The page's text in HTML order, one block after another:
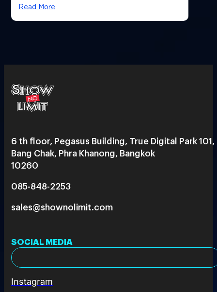
Read More
6 th floor, Pegasus Building, True Digital Park 101,
Bang Chak, Phra Khanong, Bangkok
10260
085-848-2253
sales@shownolimit.com
SOCIAL MEDIA
Instagram